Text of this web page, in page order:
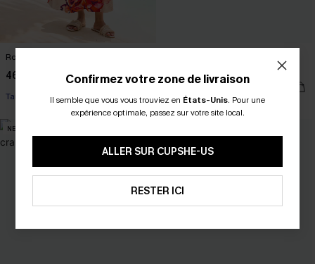
Robe longue fleurie à col montant
46,00 €
Taille haute
43,00 €
NEW
Confirmez votre zone de livraison
Il semble que vous vous trouviez en États-Unis. Pour une
expérience optimale, passez sur votre site local.
ALLER SUR CUPSHE-US
RESTER ICI